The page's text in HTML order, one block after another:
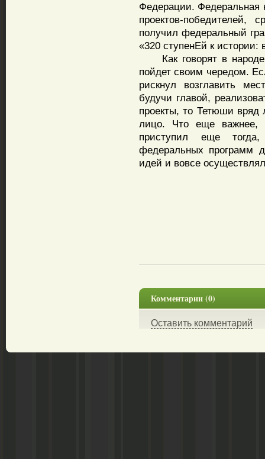
Федерации. Федеральная
проектов-
получил федеральный
«320 ступенЕй к истории:
Как говорят в
пойдет своим чередом.
рискнул возглавить
будучи главой,
проекты, то Тетюши вряд
лицо. Что еще важнее,
приступил еще
федеральных программ
идей и вовсе
Комментарии (0)
Оставить комментарий